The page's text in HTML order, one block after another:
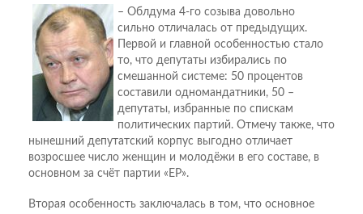
– Облдума 4-го созыва довольно
сильно отличалась от предыдущих.
Первой и главной особенностью стало
то, что депутаты избирались по
смешанной системе: 50 процентов
составили одномандатники, 50 –
депутаты, избранные по спискам
политических партий. Отмечу также, что
нынешний депутатский корпус выгодно отличает
возросшее число женщин и молодёжи в его составе, в
основном за счёт партии «ЕР».
Вторая особенность заключалась в том, что основное